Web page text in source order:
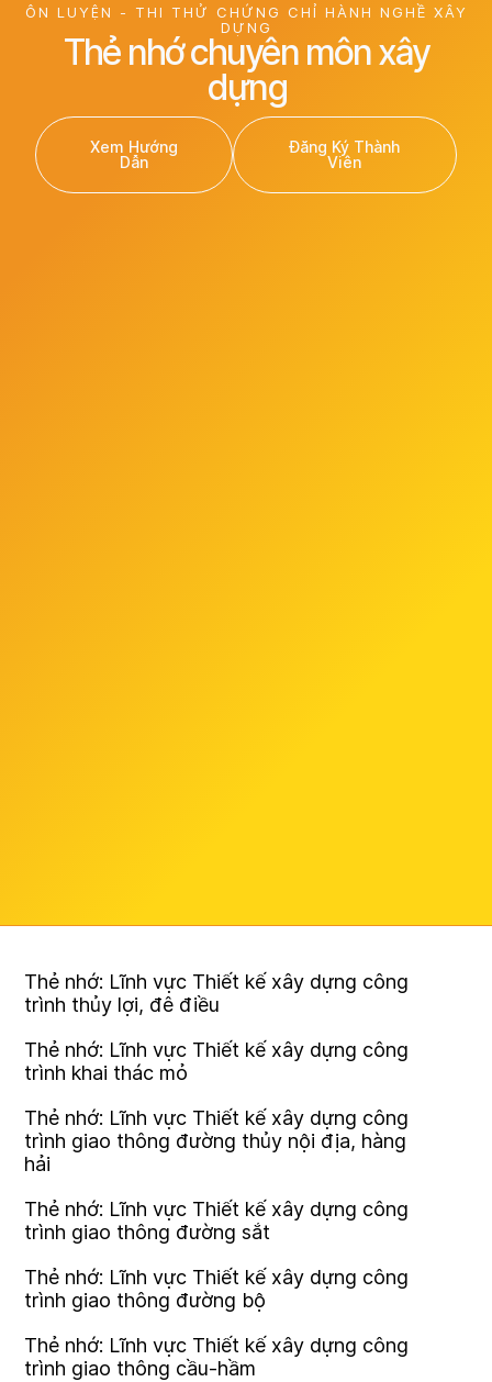
ÔN LUYỆN - THI THỬ CHỨNG CHỈ HÀNH NGHỀ XÂY
DỰNG
Thẻ nhớ chuyên môn xây
dựng
Xem Hướng
Dẫn
Đăng Ký Thành
Viên
Thẻ nhớ: Lĩnh vực Thiết kế xây dựng công
trình thủy lợi, đê điều
Thẻ nhớ: Lĩnh vực Thiết kế xây dựng công
trình khai thác mỏ
Thẻ nhớ: Lĩnh vực Thiết kế xây dựng công
trình giao thông đường thủy nội địa, hàng
hải
Thẻ nhớ: Lĩnh vực Thiết kế xây dựng công
trình giao thông đường sắt
Thẻ nhớ: Lĩnh vực Thiết kế xây dựng công
trình giao thông đường bộ
Thẻ nhớ: Lĩnh vực Thiết kế xây dựng công
trình giao thông cầu-hầm